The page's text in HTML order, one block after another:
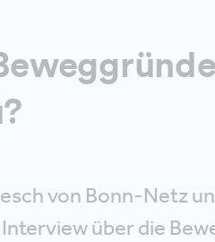
von Bonn-Netz
über die